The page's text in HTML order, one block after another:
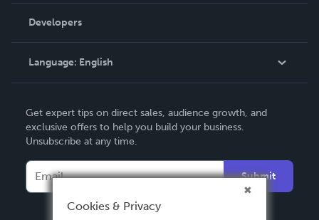
Podcast
Order Lookup
Knowledge Base
Contact Support
Developers
Language: English
Deutsch
Français
Italiano
Español
Get expert tips on direct sales, audience growth, and
exclusive offers to help you build your business.
Unsubscribe at any time.
Submit
Cookies & Privacy